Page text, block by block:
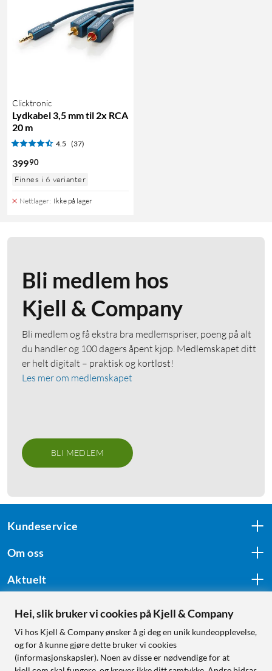
Clicktronic
Lydkabel 3,5 mm til 2x RCA
20 m
4.5 (37)
39990
Finnes i 6 varianter
Nettlager: Ikke på lager
Bli medlem hos
Kjell & Company
Bli medlem og få ekstra bra medlemspriser, poeng på alt
du handler og 100 dagers åpent kjøp. Medlemskapet ditt
er helt digitalt – praktisk og kortløst!
Les mer om medlemskapet
BLI MEDLEM
Kundeservice
Om oss
Aktuelt
Følg oss
Hei, slik bruker vi cookies på Kjell & Company
Vi hos Kjell & Company ønsker å gi deg en unik kundeopplevelse,
og for å kunne gjøre dette bruker vi cookies
(informasjonskapsler). Noen av disse er nødvendige for at